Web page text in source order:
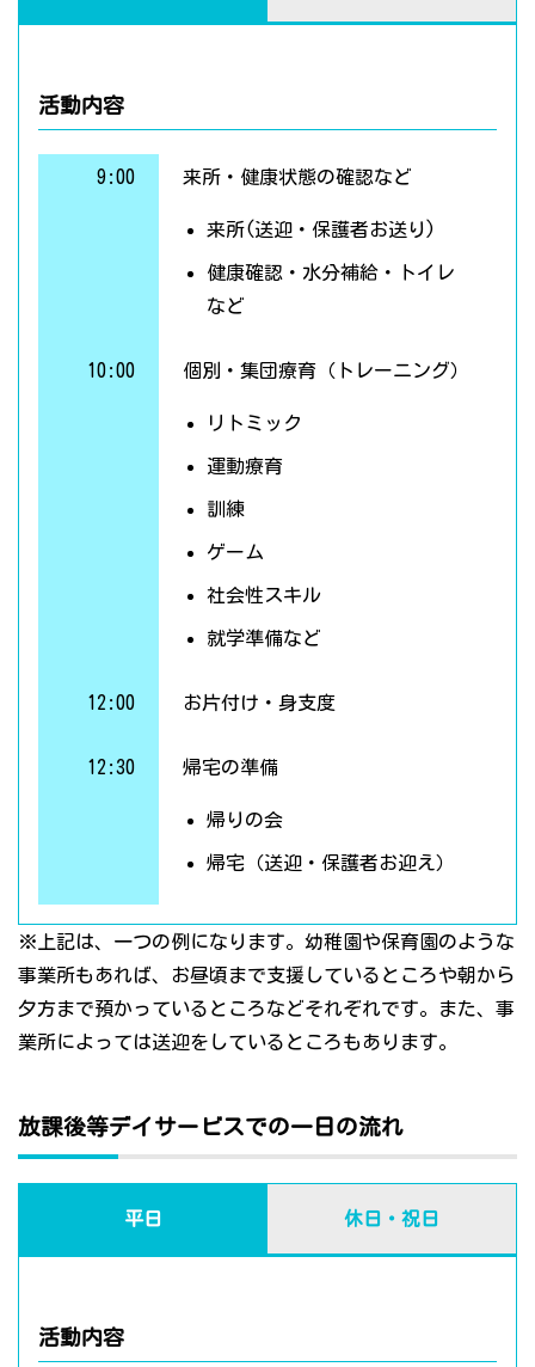
活動内容
9:00 来所・健康状態の確認など
来所(送迎・保護者お送り)
健康確認・水分補給・トイレ
など
10:00 個別・集団療育（トレーニング）
リトミック
運動療育
訓練
ゲーム
社会性スキル
就学準備など
12:00 お片付け・身支度
12:30 帰宅の準備
帰りの会
帰宅（送迎・保護者お迎え）
※上記は、一つの例になります。幼稚園や保育園のような
事業所もあれば、お昼頃まで支援しているところや朝から
夕方まで預かっているところなどそれぞれです。また、事
業所によっては送迎をしているところもあります。
放課後等デイサービスでの一日の流れ
平日 休日・祝日
活動内容